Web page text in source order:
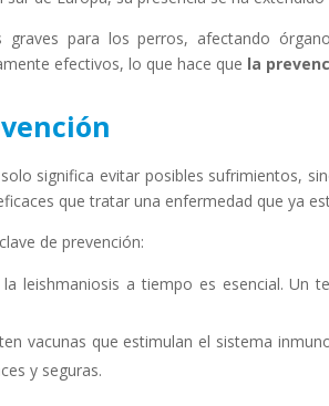
graves para los perros, afectando
efectivos, lo que hace que la
significa evitar posibles sufrimientos,
que tratar una enfermedad que ya
de prevención:
leishmaniosis a tiempo es esencial. Un
vacunas que estimulan el sistema
y seguras.